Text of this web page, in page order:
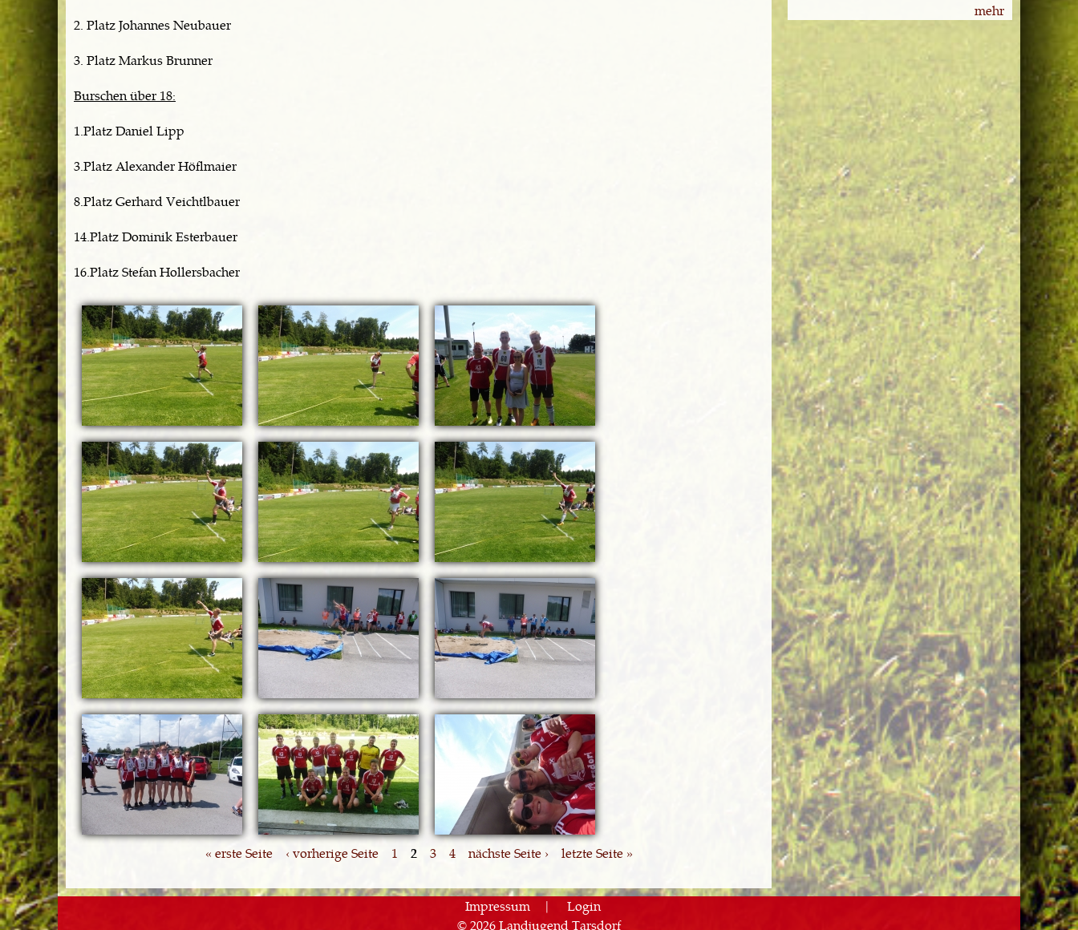
2. Platz Johannes Neubauer
3. Platz Markus Brunner
Burschen über 18:
1.Platz Daniel Lipp
3.Platz Alexander Höflmaier
8.Platz Gerhard Veichtlbauer
14.Platz Dominik Esterbauer
16.Platz Stefan Hollersbacher
Seiten
« erste Seite ‹ vorherige Seite 1 2 3 4 nächste Seite › letzte Seite »
mehr
Impressum
Login
© 2026 Landjugend Tarsdorf